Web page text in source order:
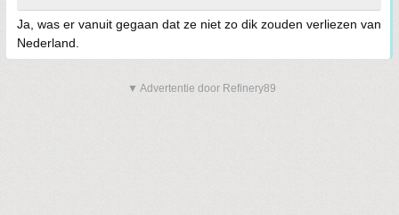
Ja, was er vanuit gegaan dat ze niet zo dik zouden verliezen van
Nederland.
▼ Advertentie door Refinery89